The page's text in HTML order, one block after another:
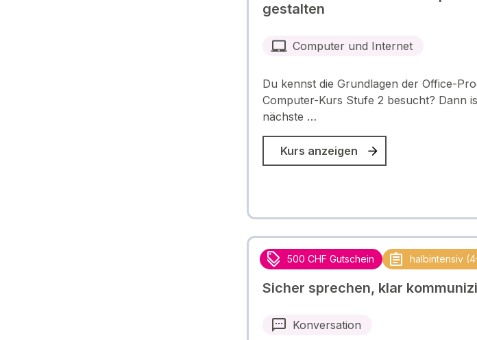
gestalten
Computer und Internet
Du kennst die Grundlagen der Office-
Computer-Kurs Stufe 2 besucht? Dann
nächste …
Kurs anzeigen
500 CHF Gutschein halbintensiv
Sicher sprechen, klar
Konversation